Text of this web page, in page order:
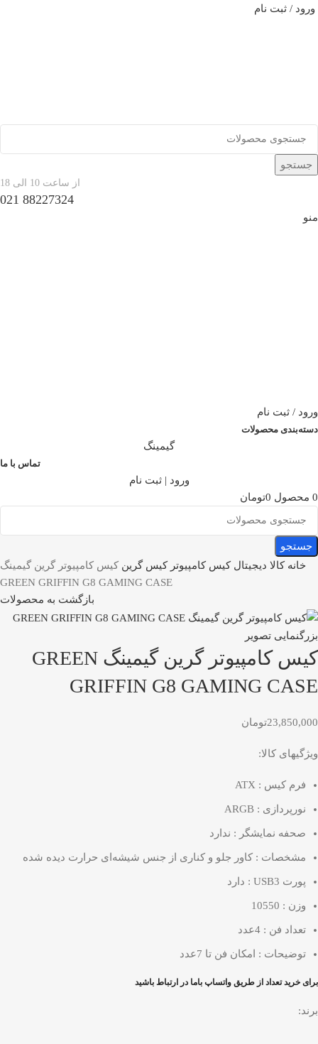
ورود / ثبت نام
جستجو
از ساعت 10 الی 18
88227324 021
منو
ورود / ثبت نام
دسته‌بندی محصولات
گیمینگ
تماس با ما
ورود | ثبت نام
0 محصول 0تومان
جستجو
خانهکالا دیجیتالکیس کامپیوترکیس گرین کیس کامپیوتر گرین گیمینگ
GREEN GRIFFIN G8 GAMING CASE
بازگشت به محصولات
بزرگنمایی تصویر
کیس کامپیوتر گرین گیمینگ GREEN
GRIFFIN G8 GAMING CASE
23,850,000تومان
ویژگیهای کالا:
فرم کیس : ATX
نورپردازی : ARGB
صحفه نمایشگر : ندارد
مشخصات : کاور جلو و کناری از جنس شیشه‌ای حرارت دیده شده
پورت USB3 : دارد
وزن : 10550
تعداد فن : 4عدد
توضیحات : امکان فن تا 7عدد
برای خرید تعداد از طریق واتساپ باما در ارتباط باشید
برند: